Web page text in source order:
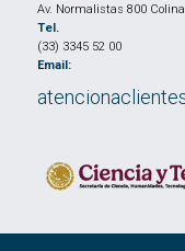
Av. Normalistas 800
Tel.
(33) 3345 52 00
Email: